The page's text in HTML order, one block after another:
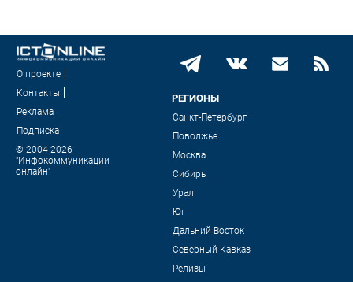
О проекте
Контакты
Реклама
Подписка
© 2004-2026
"Инфокоммуникации
онлайн"
РЕГИОНЫ
Санкт-Петербург
Поволжье
Москва
Сибирь
Урал
Юг
Дальний Восток
Северный Кавказ
Релизы